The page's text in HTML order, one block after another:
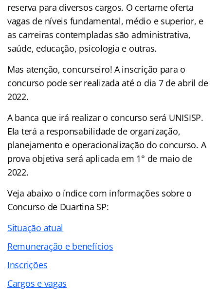
reserva para diversos cargos. O certame oferta
vagas de níveis fundamental, médio e superior, e
as carreiras contempladas são administrativa,
saúde, educação, psicologia e outras.
Mas atenção, concurseiro! A inscrição para o
concurso pode ser realizada até o dia 7 de abril de
2022.
A banca que irá realizar o concurso será UNISISP.
Ela terá a responsabilidade de organização,
planejamento e operacionalização do concurso. A
prova objetiva será aplicada em 1° de maio de
2022.
Veja abaixo o índicecom informações sobre o
Concurso de Duartina SP:
Situação atual
Remuneração e benefícios
Inscrições
Cargos e vagas